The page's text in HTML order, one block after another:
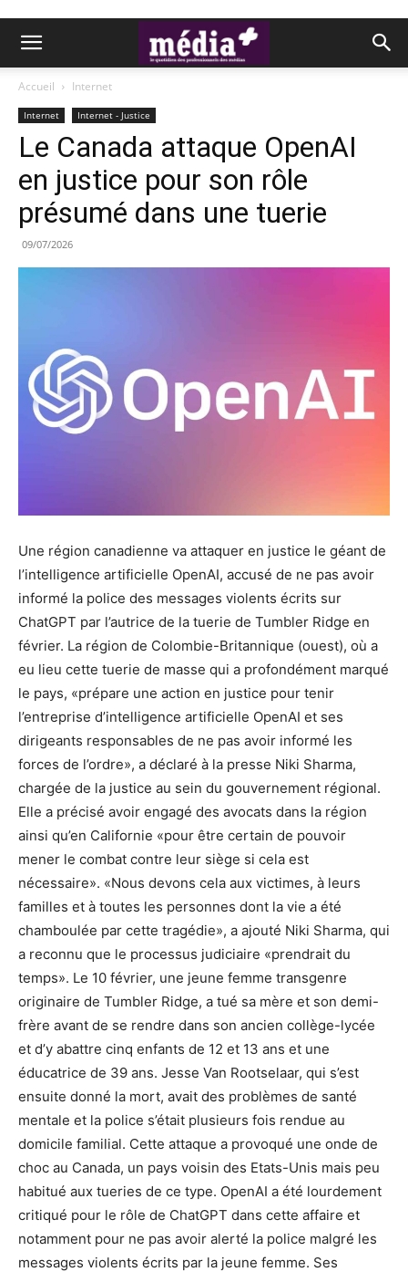
Accueil Internet
Internet Internet - Justice
Le Canada attaque OpenAI
en justice pour son rôle
présumé dans une tuerie
09/07/2026
Une région canadienne va attaquer en justice le géant de
l’intelligence artificielle OpenAI, accusé de ne pas avoir
informé la police des messages violents écrits sur
ChatGPT par l’autrice de la tuerie de Tumbler Ridge en
février. La région de Colombie-Britannique (ouest), où a
eu lieu cette tuerie de masse qui a profondément marqué
le pays, «prépare une action en justice pour tenir
l’entreprise d’intelligence artificielle OpenAI et ses
dirigeants responsables de ne pas avoir informé les
forces de l’ordre», a déclaré à la presse Niki Sharma,
chargée de la justice au sein du gouvernement régional.
Elle a précisé avoir engagé des avocats dans la région
ainsi qu’en Californie «pour être certain de pouvoir
mener le combat contre leur siège si cela est
nécessaire». «Nous devons cela aux victimes, à leurs
familles et à toutes les personnes dont la vie a été
chamboulée par cette tragédie», a ajouté Niki Sharma, qui
a reconnu que le processus judiciaire «prendrait du
temps». Le 10 février, une jeune femme transgenre
originaire de Tumbler Ridge, a tué sa mère et son demi-
frère avant de se rendre dans son ancien collège-lycée
et d’y abattre cinq enfants de 12 et 13 ans et une
éducatrice de 39 ans. Jesse Van Rootselaar, qui s’est
ensuite donné la mort, avait des problèmes de santé
mentale et la police s’était plusieurs fois rendue au
domicile familial. Cette attaque a provoqué une onde de
choc au Canada, un pays voisin des Etats-Unis mais peu
habitué aux tueries de ce type. OpenAI a été lourdement
critiqué pour le rôle de ChatGPT dans cette affaire et
notamment pour ne pas avoir alerté la police malgré les
messages violents écrits par la jeune femme. Ses